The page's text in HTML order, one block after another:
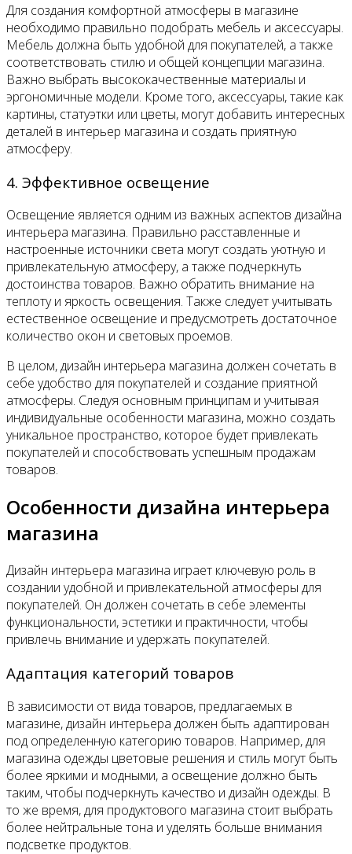
Для создания комфортной атмосферы в магазине
необходимо правильно подобрать мебель и аксессуары.
Мебель должна быть удобной для покупателей, а также
соответствовать стилю и общей концепции магазина.
Важно выбрать высококачественные материалы и
эргономичные модели. Кроме того, аксессуары, такие как
картины, статуэтки или цветы, могут добавить интересных
деталей в интерьер магазина и создать приятную
атмосферу.
4. Эффективное освещение
Освещение является одним из важных аспектов дизайна
интерьера магазина. Правильно расставленные и
настроенные источники света могут создать уютную и
привлекательную атмосферу, а также подчеркнуть
достоинства товаров. Важно обратить внимание на
теплоту и яркость освещения. Также следует учитывать
естественное освещение и предусмотреть достаточное
количество окон и световых проемов.
В целом, дизайн интерьера магазина должен сочетать в
себе удобство для покупателей и создание приятной
атмосферы. Следуя основным принципам и учитывая
индивидуальные особенности магазина, можно создать
уникальное пространство, которое будет привлекать
покупателей и способствовать успешным продажам
товаров.
Особенности дизайна интерьера
магазина
Дизайн интерьера магазина играет ключевую роль в
создании удобной и привлекательной атмосферы для
покупателей. Он должен сочетать в себе элементы
функциональности, эстетики и практичности, чтобы
привлечь внимание и удержать покупателей.
Адаптация категорий товаров
В зависимости от вида товаров, предлагаемых в
магазине, дизайн интерьера должен быть адаптирован
под определенную категорию товаров. Например, для
магазина одежды цветовые решения и стиль могут быть
более яркими и модными, а освещение должно быть
таким, чтобы подчеркнуть качество и дизайн одежды. В
то же время, для продуктового магазина стоит выбрать
более нейтральные тона и уделять больше внимания
подсветке продуктов.